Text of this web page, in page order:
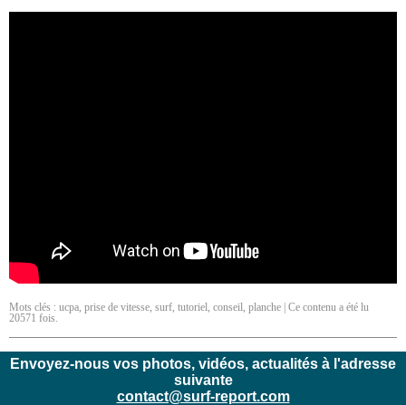
Mots clés : ucpa, prise de vitesse, surf, tutoriel, conseil, planche | Ce contenu a été lu
20571 fois.
Envoyez-nous vos photos, vidéos, actualités à l'adresse
suivante
contact@surf-report.com